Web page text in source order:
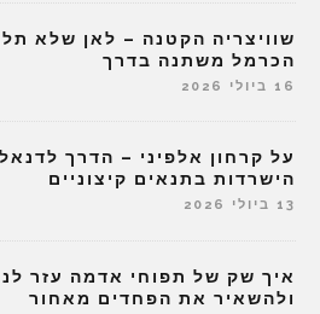
שוויצריה הקטנה – לאן שלא
הכרמל משתנה בדרך
16 ביולי 2026
על קרחון אלפיני – הדרך
הישרדות בתנאים קיצוניים
13 ביולי 2026
איך שק של תפוחי אדמה עזר
ולהשאיר את הפחדים מאחור